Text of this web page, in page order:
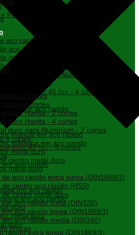
Porcas
aco rapido 2 cortes
aco rapido 4 cortes
metal duro Hanita - 2 cortes
metal duro Hanita - 4 cortes
metal duro para Aluminium - 2 cortes
4 cortes
metal duro 45 hrc - 4 cortes
em aco rapido
manual em aço rápido
máquina em aço parido
metal duro
centro metal duro
metal duro
de aço rápido extra longa (DIN1869/3)
de centro aço rápido (HSS)
de centro metal duro
em aço rápido curta (DIN338)
em aço rápido longa (DIN1869/1)
em aço rápido media (DIN340)
brocas
2 cortes
rapido 4 cortes
duro Hanita - 2 cortes
duro Hanita - 4 cortes
duro para Aluminium - 2 cortes
4 cortes
duro 45 hrc - 4 cortes
em aco rapido
em aço rápido
em aço parido
duro
metal duro
duro
rápido extra longa (DIN1869/3)